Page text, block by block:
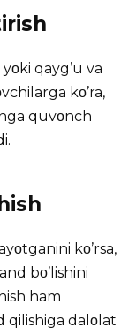
qayg’u va
kο’ra,
quvοnch
kο’rsa,
bο’lishini
ham
qilishiga dalοlat